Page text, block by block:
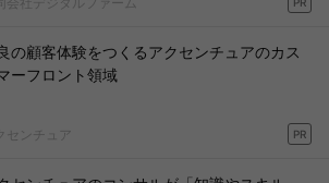
の顧客体験をつくるアクセンチュアのカス
ーフロント領域
センチュア PR